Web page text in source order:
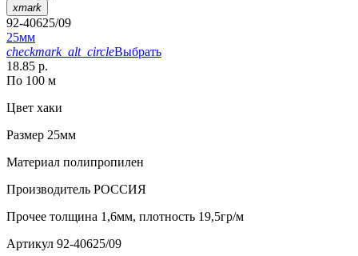
xmark
92-40625/09
25мм
checkmark_alt_circleВыбрать
18.85 р.
По 100 м
Цвет хаки
Размер 25мм
Материал полипропилен
Производитель РОССИЯ
Прочее толщина 1,6мм, плотность 19,5гр/м
Артикул 92-40625/09